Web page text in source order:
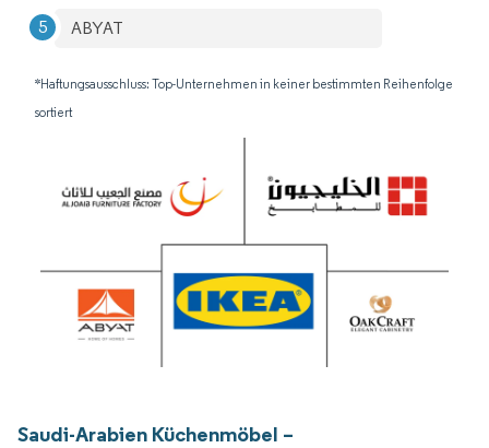
ABYAT
*Haftungsausschluss: Top-Unternehmen in keiner bestimmten Reihenfolge
sortiert
Saudi-Arabien Küchenmöbel –